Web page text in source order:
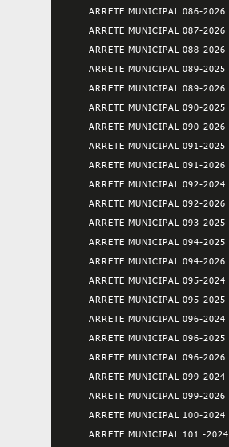
ARRETE MUNICIPAL 086-2026
ARRETE MUNICIPAL 087-2026
ARRETE MUNICIPAL 088-2026
ARRETE MUNICIPAL 089-2025
ARRETE MUNICIPAL 089-2026
ARRETE MUNICIPAL 090-2025
ARRETE MUNICIPAL 090-2026
ARRETE MUNICIPAL 091-2025
ARRETE MUNICIPAL 091-2026
ARRETE MUNICIPAL 092-2024
ARRETE MUNICIPAL 092-2026
ARRETE MUNICIPAL 093-2025
ARRETE MUNICIPAL 094-2025
ARRETE MUNICIPAL 094-2026
ARRETE MUNICIPAL 095-2024
ARRETE MUNICIPAL 095-2025
ARRETE MUNICIPAL 096-2024
ARRETE MUNICIPAL 096-2025
ARRETE MUNICIPAL 096-2026
ARRETE MUNICIPAL 099-2024
ARRETE MUNICIPAL 099-2026
ARRETE MUNICIPAL 100-2024
ARRETE MUNICIPAL 101 -2024